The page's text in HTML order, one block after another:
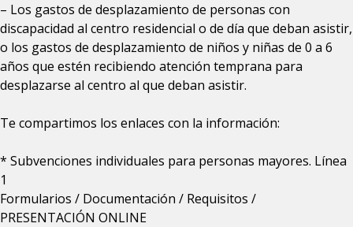
– Los gastos de desplazamiento de personas con
discapacidad al centro residencial o de día que deban asistir,
o los gastos de desplazamiento de niños y niñas de 0 a 6
años que estén recibiendo atención temprana para
desplazarse al centro al que deban asistir.
Te compartimos los enlaces con la información:
* Subvenciones individuales para personas mayores. Línea
1
Formularios / Documentación / Requisitos /
PRESENTACIÓN ONLINE